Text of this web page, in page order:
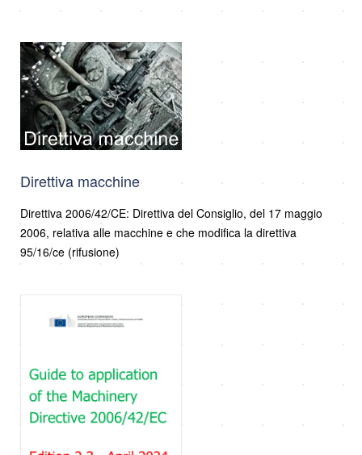
Direttiva macchine
Direttiva 2006/42/CE: Direttiva del Consiglio, del 17 maggio
2006, relativa alle macchine e che modifica la direttiva
95/16/ce (rifusione)